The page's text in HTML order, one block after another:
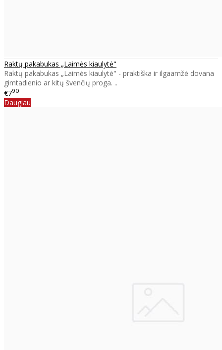
Raktų pakabukas „Laimės kiaulytė"
Raktų pakabukas „Laimės kiaulytė" - praktiška ir ilgaamžė dovana
gimtadienio ar kitų švenčių proga. ..
€790
Daugiau